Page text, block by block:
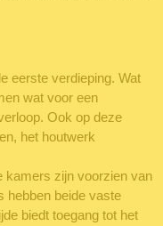
eerste verdieping. Wat
wat voor een
Ook op deze
het houtwerk
kamers zijn voorzien van
hebben beide vaste
biedt toegang tot het